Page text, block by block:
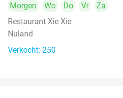
Morgen Wo Do Vr
Za
Restaurant Xie Xie
Nuland
Verkocht: 250